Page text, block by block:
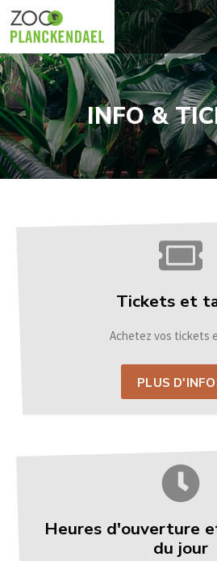
INFO &
Tickets et
Achetez vos tickets
PLUS
Heures d'ouverture
du jour